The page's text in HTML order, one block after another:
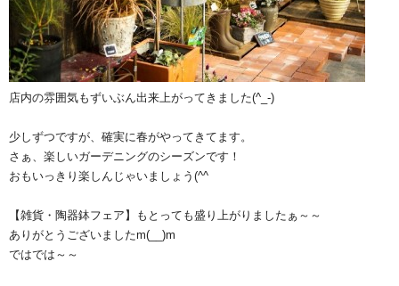
店内の雰囲気もずいぶん出来上がってきました(^_-)
少しずつですが、確実に春がやってきてます。
さぁ、楽しいガーデニングのシーズンです！
おもいっきり楽しんじゃいましょう(^^ゞ
【雑貨・陶器鉢フェア】もとっても盛り上がりましたぁ～～
ありがとうございましたm(__)m
ではでは～～